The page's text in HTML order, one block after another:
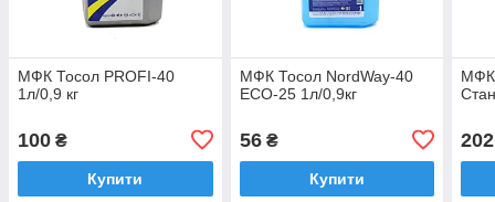
МФК Тосол PROFI-40
1л/0,9 кг
100 ₴
Купити
МФК Тосол NordWay-40
ECO-25 1л/0,9кг
56₴
Купити
МФК
202